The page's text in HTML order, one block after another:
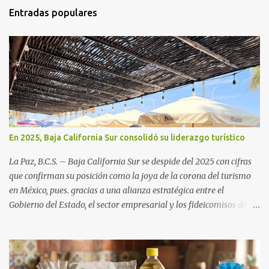
Entradas populares
En 2025, Baja California Sur consolidó su liderazgo turístico
La Paz, B.C.S. – Baja California Sur se despide del 2025 con cifras
que confirman su posición como la joya de la corona del turismo
en México, pues. gracias a una alianza estratégica entre el
Gobierno del Estado, el sector empresarial y los fideicomisos de
una derrama económica sin precedentes. Las proyecciones para
este periodo vacacional son optimistas, con un promedio estatal